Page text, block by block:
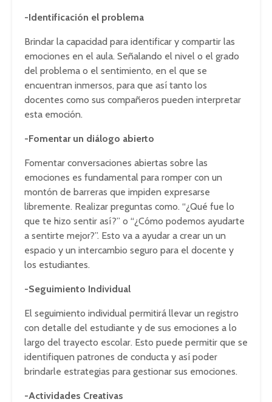
-Identificación el problema
Brindar la capacidad para identificar y compartir las
emociones en el aula. Señalando el nivel o el grado
del problema o el sentimiento, en el que se
encuentran inmersos, para que así tanto los
docentes como sus compañeros pueden interpretar
esta emoción.
-Fomentar un diálogo abierto
Fomentar conversaciones abiertas sobre las
emociones es fundamental para romper con un
montón de barreras que impiden expresarse
libremente. Realizar preguntas como. “¿Qué fue lo
que te hizo sentir así?” o “¿Cómo podemos ayudarte
a sentirte mejor?”. Esto va a ayudar a crear un un
espacio y un intercambio seguro para el docente y
los estudiantes.
-Seguimiento Individual
El seguimiento individual permitirá llevar un registro
con detalle del estudiante y de sus emociones a lo
largo del trayecto escolar. Esto puede permitir que se
identifiquen patrones de conducta y así poder
brindarle estrategias para gestionar sus emociones.
-Actividades Creativas